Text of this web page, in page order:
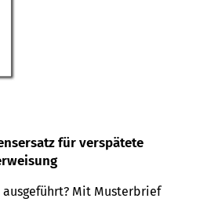
für verspätete
ausgeführt? Mit Musterbrief